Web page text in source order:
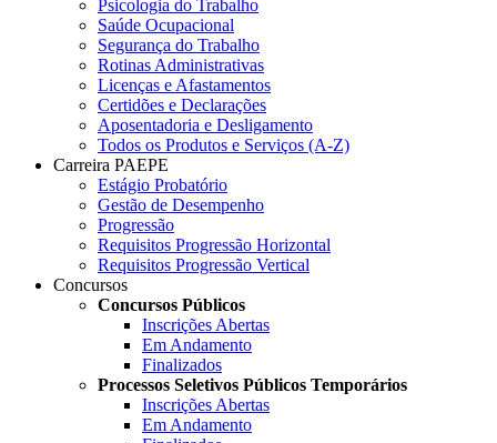
Psicologia do Trabalho
Saúde Ocupacional
Segurança do Trabalho
Rotinas Administrativas
Licenças e Afastamentos
Certidões e Declarações
Aposentadoria e Desligamento
Todos os Produtos e Serviços (A-Z)
Carreira PAEPE
Estágio Probatório
Gestão de Desempenho
Progressão
Requisitos Progressão Horizontal
Requisitos Progressão Vertical
Concursos
Concursos Públicos
Inscrições Abertas
Em Andamento
Finalizados
Processos Seletivos Públicos Temporários
Inscrições Abertas
Em Andamento